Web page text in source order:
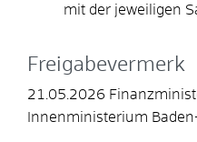
mit der jeweiligen
Freigabevermerk
21.05.2026
Innenministerium